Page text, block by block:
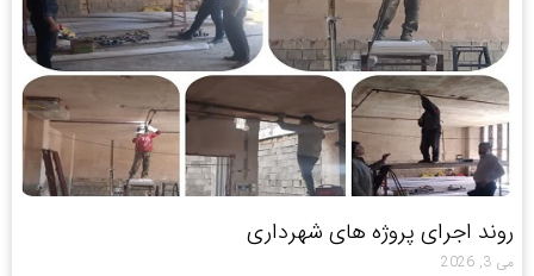
روند اجرای پروژه های شهرداری
می 3, 2026